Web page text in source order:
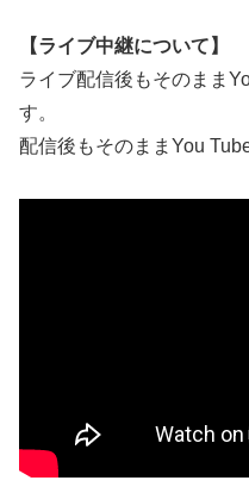
【ライブ中継について】
ライブ配信後もそのまま
す。
配信後もそのままYou